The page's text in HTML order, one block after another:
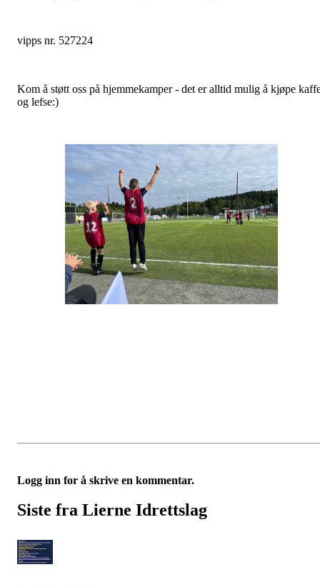
vipps nr. 527224
Kom å støtt oss på hjemmekamper - det er alltid mulig å kjøpe
og lefse:)
Logg inn for å skrive en kommentar.
Siste fra Lierne Idrettslag